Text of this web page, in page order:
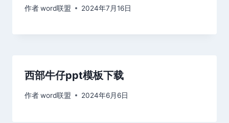
作者word联盟 2024年7月16日
西部牛仔ppt模板下载
作者word联盟 2024年6月6日